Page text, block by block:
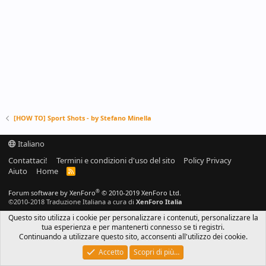
[HOW TO] Sport Shots - by Stefano Minella
Italiano
Contattaci!
Termini e condizioni d'uso del sito
Policy Privacy
Aiuto
Home
R
Forum software by XenForo® © 2010-2019 XenForo Ltd.
©2010-2018 Traduzione Italiana a cura di XenForo Italia
Questo sito utilizza i cookie per personalizzare i contenuti, personalizzare la
tua esperienza e per mantenerti connesso se ti registri.
Continuando a utilizzare questo sito, acconsenti all'utilizzo dei cookie.
Accetto
Scopri di più…